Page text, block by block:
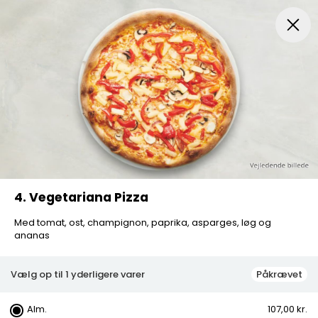
Pizza Mexicansk Pizza Husets Special
4. Vegetariana Pizza
Med tomat, ost, champignon, paprika, asparges, løg og
ananas
Vælg op til 1 yderligere varer Påkrævet
Alm. 107,00 kr.